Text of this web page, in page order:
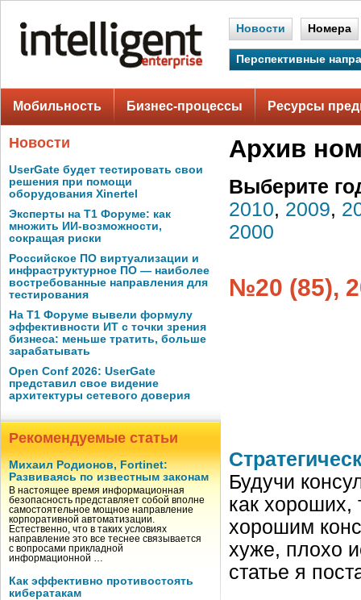
Новости Номера
Перспективные
Мобильность Бизнес-процессы Ресурсы
Новости
UserGate будет тестировать свои
решения при помощи
оборудования Xinertel
Эксперты на Т1 Форуме: как
множить ИИ-возможности,
сокращая риски
Российское ПО виртуализации и
инфраструктурное ПО — наиболее
востребованные направления для
тестирования
На Т1 Форуме вывели формулу
эффективности ИТ с точки зрения
бизнеса: меньше тратить, больше
зарабатывать
Open Conf 2026: UserGate
представил свое видение
архитектуры сетевого доверия
Рекомендуемые статьи
Михаил Родионов, Fortinet:
Развиваясь по известным законам
В настоящее время информационная
безопасность представляет собой вполне
самостоятельное мощное направление
корпоративной автоматизации.
Естественно, что в таких условиях
направление это все теснее связывается
с вопросами прикладной
информационной …
Как эффективно противостоять
кибератакам
Архив
Выберите
2010, 2009,
2000
№20 (85),
Будучи
как хороших,
хорошим
хуже, плохо
статье я